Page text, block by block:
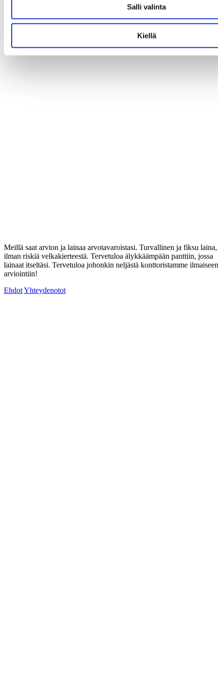
Salli valinta
Kiellä
Meillä saat arvion ja lainaa arvotavaroistasi. Turvallinen ja fiksu laina,
ilman riskiä velkakierteestä. Tervetuloa älykkäämpään panttiin, jossa
lainaat itseltäsi. Tervetuloa johonkin neljästä konttoristamme ilmaiseen
arviointiin!
EhdotYhteydenotot